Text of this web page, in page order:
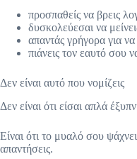
προσπαθείς να βρεις
δυσκολεύεσαι να
απαντάς γρήγορα για
πιάνεις τον εαυτό σου
Δεν είναι αυτό που νομίζεις
Δεν είναι ότι είσαι απλά
Είναι ότι το μυαλό σου
απαντήσεις.